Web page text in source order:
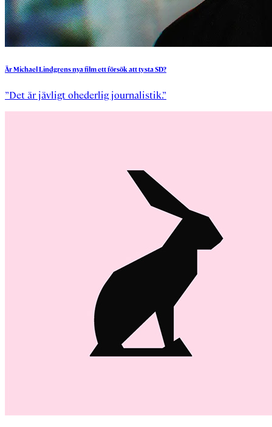
ÄrMichaelLindgrensnyafilmettförsökatttystaSD?
”Det är jävligt ohederlig journalistik.”